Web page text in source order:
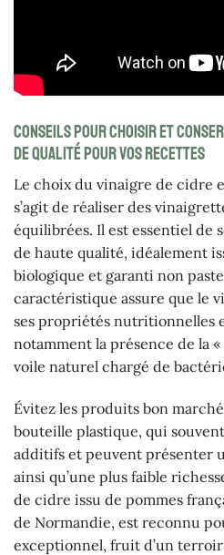
Conseils pour choisir et
de qualité pour vos recettes
Le choix du vinaigre de cidre
s’agit de réaliser des
équilibrées. Il est essentiel
de haute qualité, idéalement
biologique et garanti non
caractéristique assure que le
ses propriétés nutritionnelles
notamment la présence de la
voile naturel chargé de
Évitez les produits bon
bouteille plastique, qui
additifs et peuvent présenter
ainsi qu’une plus faible
de cidre issu de pommes
de Normandie, est reconnu
exceptionnel, fruit d’un